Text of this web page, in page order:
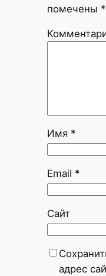
помечены *
Имя *
Email *
Сайт
адрес